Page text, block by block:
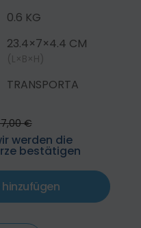
0.6 KG
23.4×7×4.4 CM
(L×B×H)
TRANSPORTA
€
werden die
bestätigen